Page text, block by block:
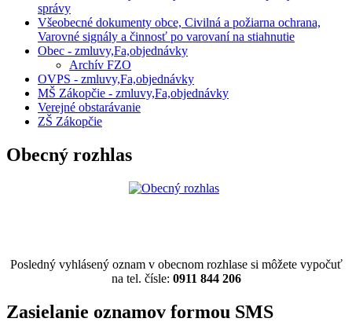
správy
Všeobecné dokumenty obce, Civilná a požiarna ochrana,
Varovné signály a činnosť po varovaní na stiahnutie
Obec - zmluvy,Fa,objednávky
Archív FZO
OVPS - zmluvy,Fa,objednávky
MŠ Zákopčie - zmluvy,Fa,objednávky
Verejné obstarávanie
ZŠ Zákopčie
Obecný rozhlas
Posledný vyhlásený oznam v obecnom rozhlase si môžete vypočuť
na tel. čísle: 0911 844 206
Zasielanie oznamov formou SMS